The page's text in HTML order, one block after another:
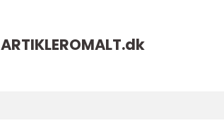
ARTIKLEROMALT.dk